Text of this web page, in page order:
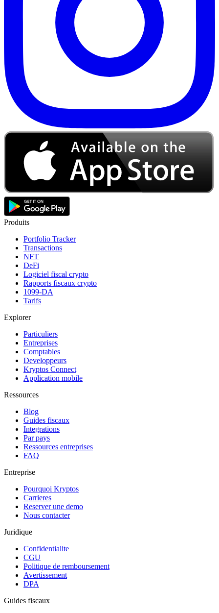
Produits
Portfolio Tracker
Transactions
NFT
DeFi
Logiciel fiscal crypto
Rapports fiscaux crypto
1099-DA
Tarifs
Explorer
Particuliers
Entreprises
Comptables
Developpeurs
Kryptos Connect
Application mobile
Ressources
Blog
Guides fiscaux
Integrations
Par pays
Ressources entreprises
FAQ
Entreprise
Pourquoi Kryptos
Carrieres
Reserver une demo
Nous contacter
Juridique
Confidentialite
CGU
Politique de remboursement
Avertissement
DPA
Guides fiscaux